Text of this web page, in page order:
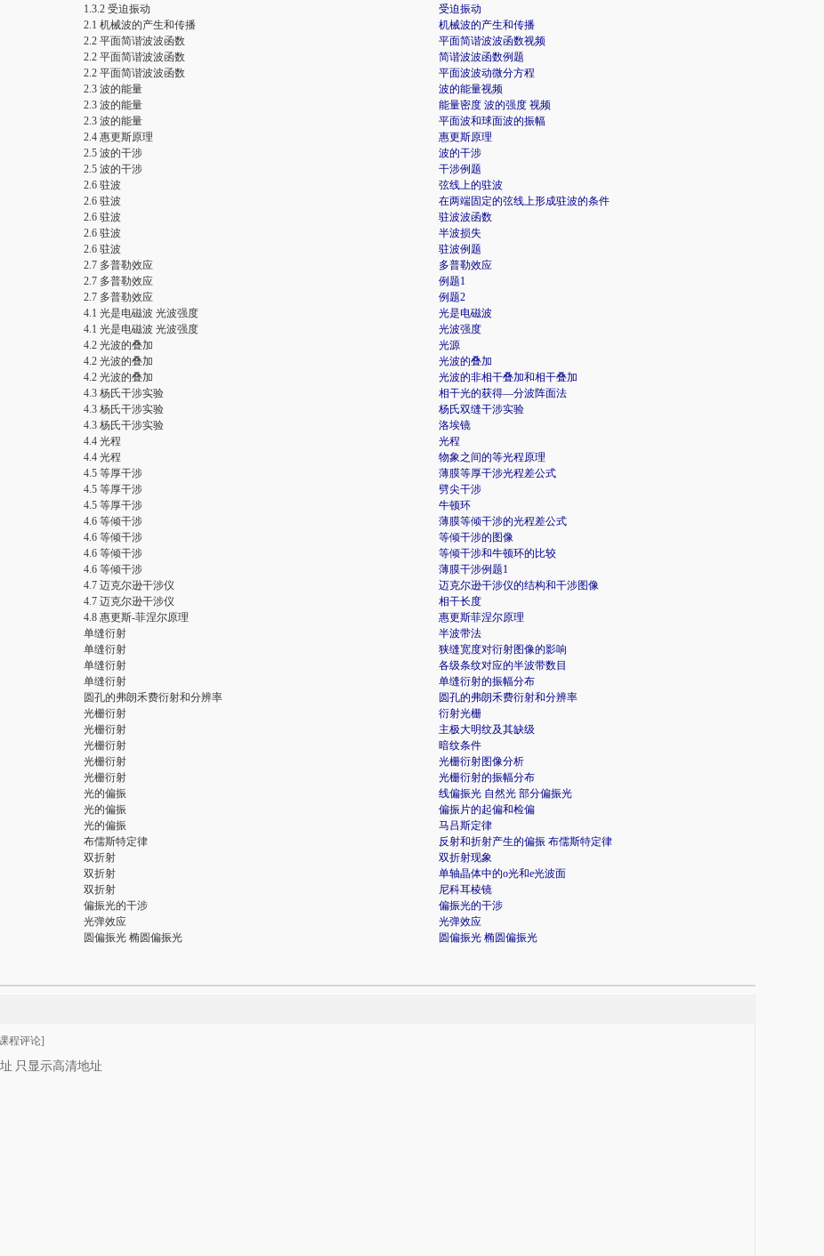
1.3.2 受迫振动
受迫振动
2.1 机械波的产生和传播
机械波的产生和传播
2.2 平面简谐波波函数
平面简谐波波函数视频
2.2 平面简谐波波函数
简谐波波函数例题
2.2 平面简谐波波函数
平面波波动微分方程
2.3 波的能量
波的能量视频
2.3 波的能量
能量密度 波的强度 视频
2.3 波的能量
平面波和球面波的振幅
2.4 惠更斯原理
惠更斯原理
2.5 波的干涉
波的干涉
2.5 波的干涉
干涉例题
2.6 驻波
弦线上的驻波
2.6 驻波
在两端固定的弦线上形成驻波的条件
2.6 驻波
驻波波函数
2.6 驻波
半波损失
2.6 驻波
驻波例题
2.7 多普勒效应
多普勒效应
2.7 多普勒效应
例题1
2.7 多普勒效应
例题2
4.1 光是电磁波 光波强度
光是电磁波
4.1 光是电磁波 光波强度
光波强度
4.2 光波的叠加
光源
4.2 光波的叠加
光波的叠加
4.2 光波的叠加
光波的非相干叠加和相干叠加
4.3 杨氏干涉实验
相干光的获得—分波阵面法
4.3 杨氏干涉实验
杨氏双缝干涉实验
4.3 杨氏干涉实验
洛埃镜
4.4 光程
光程
4.4 光程
物象之间的等光程原理
4.5 等厚干涉
薄膜等厚干涉光程差公式
4.5 等厚干涉
劈尖干涉
4.5 等厚干涉
牛顿环
4.6 等倾干涉
薄膜等倾干涉的光程差公式
4.6 等倾干涉
等倾干涉的图像
4.6 等倾干涉
等倾干涉和牛顿环的比较
4.6 等倾干涉
薄膜干涉例题1
4.7 迈克尔逊干涉仪
迈克尔逊干涉仪的结构和干涉图像
4.7 迈克尔逊干涉仪
相干长度
4.8 惠更斯-菲涅尔原理
惠更斯菲涅尔原理
单缝衍射
半波带法
单缝衍射
狭缝宽度对衍射图像的影响
单缝衍射
各级条纹对应的半波带数目
单缝衍射
单缝衍射的振幅分布
圆孔的弗朗禾费衍射和分辨率
圆孔的弗朗禾费衍射和分辨率
光栅衍射
衍射光栅
光栅衍射
主极大明纹及其缺级
光栅衍射
暗纹条件
光栅衍射
光栅衍射图像分析
光栅衍射
光栅衍射的振幅分布
光的偏振
线偏振光 自然光 部分偏振光
光的偏振
偏振片的起偏和检偏
光的偏振
马吕斯定律
布儒斯特定律
反射和折射产生的偏振 布儒斯特定律
双折射
双折射现象
双折射
单轴晶体中的o光和e光波面
双折射
尼科耳棱镜
偏振光的干涉
偏振光的干涉
光弹效应
光弹效应
圆偏振光 椭圆偏振光 圆偏振光 椭圆偏振光
程评论]
只显示高清地址